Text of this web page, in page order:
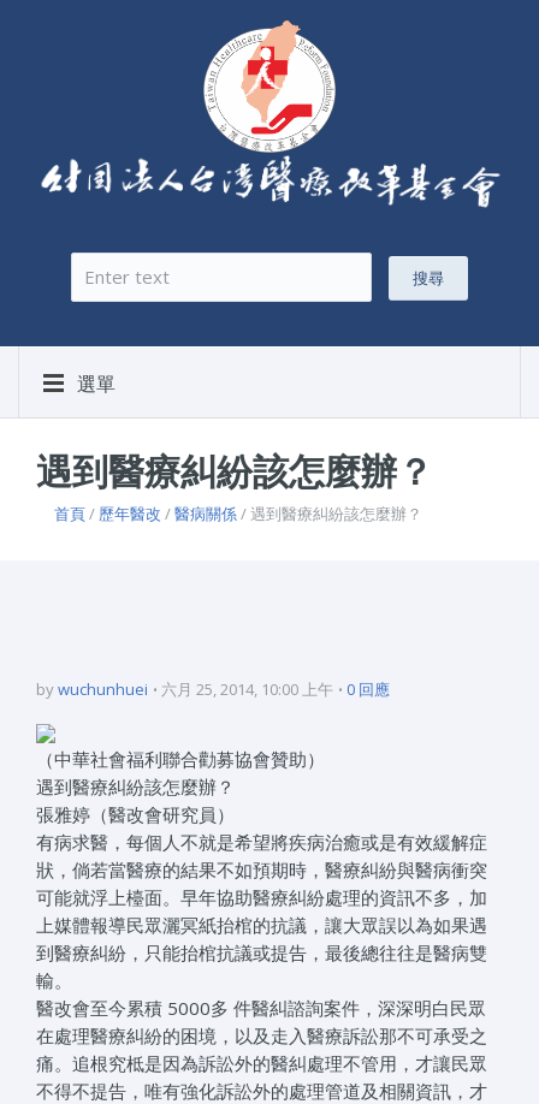
搜尋表單
搜尋
選單
遇到醫療糾紛該怎麼辦？
首頁/ 歷年醫改 /醫病關係/ 遇到醫療糾紛該怎麼辦？
bywuchunhuei 六月 25, 2014, 10:00 上午 0 回應
（中華社會福利聯合勸募協會贊助）
遇到醫療糾紛該怎麼辦？
張雅婷（醫改會研究員）
有病求醫，每個人不就是希望將疾病治癒或是有效緩解症
狀，倘若當醫療的結果不如預期時，醫療糾紛與醫病衝突
可能就浮上檯面。早年協助醫療糾紛處理的資訊不多，加
上媒體報導民眾灑冥紙抬棺的抗議，讓大眾誤以為如果遇
到醫療糾紛，只能抬棺抗議或提告，最後總往往是醫病雙
輸。
醫改會至今累積 5000多 件醫糾諮詢案件，深深明白民眾
在處理醫療糾紛的困境，以及走入醫療訴訟那不可承受之
痛。追根究柢是因為訴訟外的醫糾處理不管用，才讓民眾
不得不提告，唯有強化訴訟外的處理管道及相關資訊，才